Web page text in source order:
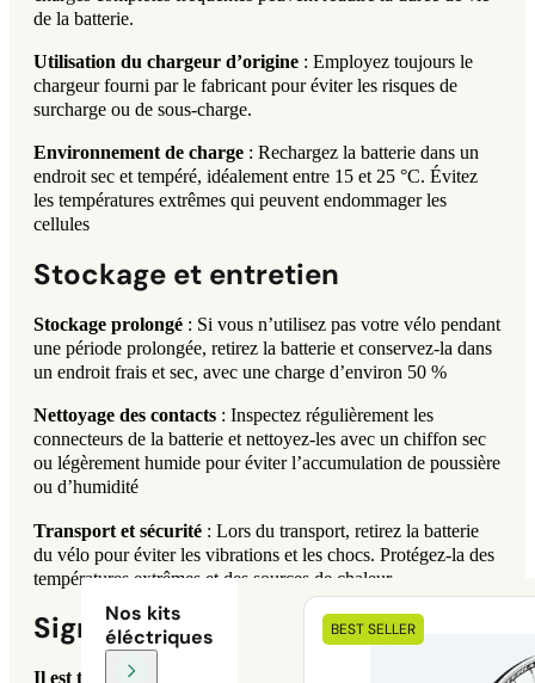
Nos kits
éléctriques
BEST SELLER
de la batterie.
Utilisation du chargeur d’origine : Employez toujours le
chargeur fourni par le fabricant pour éviter les risques de
surcharge ou de sous-charge.
Environnement de charge : Rechargez la batterie dans un
endroit sec et tempéré, idéalement entre 15 et 25 °C. Évitez
les températures extrêmes qui peuvent endommager les
cellules
Stockage et entretien
Stockage prolongé : Si vous n’utilisez pas votre vélo pendant
une période prolongée, retirez la batterie et conservez-la dans
un endroit frais et sec, avec une charge d’environ 50 %
Nettoyage des contacts : Inspectez régulièrement les
connecteurs de la batterie et nettoyez-les avec un chiffon sec
ou légèrement humide pour éviter l’accumulation de poussière
ou d’humidité
Transport et sécurité : Lors du transport, retirez la batterie
du vélo pour éviter les vibrations et les chocs. Protégez-la des
températures extrêmes et des sources de chaleur.
Signes d’usure et remplacement
Il est temps d’envisager un remplacement lorsque